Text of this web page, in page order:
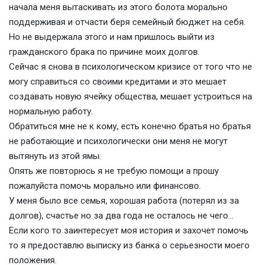
начала меня вытаскивать из этого болота морально
поддерживая и отчасти беря семейный бюджет на себя.
Но не выдержала этого и нам пришлось выйти из
гражданского брака по причине моих долгов.
Сейчас я снова в психологическом кризисе от того что не
могу справиться со своими кредитами и это мешает
создавать новую ячейку общества, мешает устроиться на
нормальную работу.
Обратиться мне не к кому, есть конечно братья но братья
не работающие и психологически они меня не могут
вытянуть из этой ямы.
Опять же повторюсь я не требую помощи а прошу
пожалуйста помочь морально или финансово.
У меня было все семья, хорошая работа (потерял из за
долгов), счастье но за два года не осталось не чего...
Если кого то заинтересует моя история и захочет помочь
то я предоставлю выписку из банка о серьезности моего
положения.